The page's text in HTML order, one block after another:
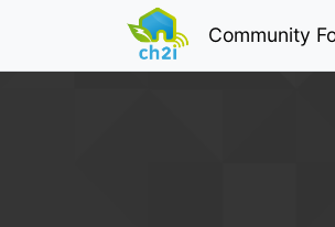
Community